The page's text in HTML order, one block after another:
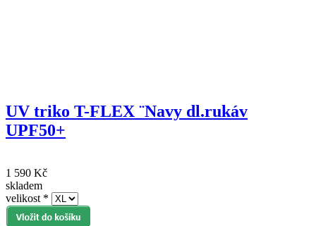
UV triko T-FLEX ¨Navy dl.rukáv
UPF50+
1 590 Kč
skladem
velikost *